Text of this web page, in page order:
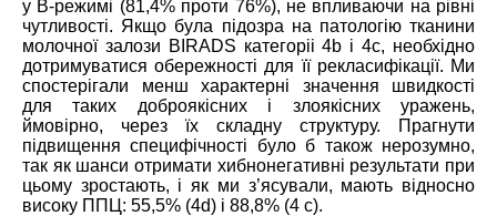
у В-режимі (81,4% проти 76%), не впливаючи на рівні
чутливості. Якщо була підозра на патологію тканини
молочної залози BIRADS категоріі 4b і 4c, необхідно
дотримуватися обережності для її рекласифікації. Ми
спостерігали менш характерні значення швидкості
для таких доброякісних і злоякісних уражень,
ймовірно, через їх складну структуру. Прагнути
підвищення специфічності було б також нерозумно,
так як шанси отримати хибнонегативні результати при
цьому зростають, і як ми з’ясували, мають відносно
високу ППЦ: 55,5% (4d) і 88,8% (4 с).